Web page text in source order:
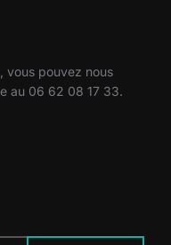
vous pouvez nous
au 06 62 08 17 33.